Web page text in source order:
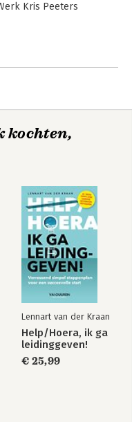
Kris Peeters
kochten,
Lennart van der Kraan
Help/Hoera, ik ga
leidinggeven!
€ 25,99